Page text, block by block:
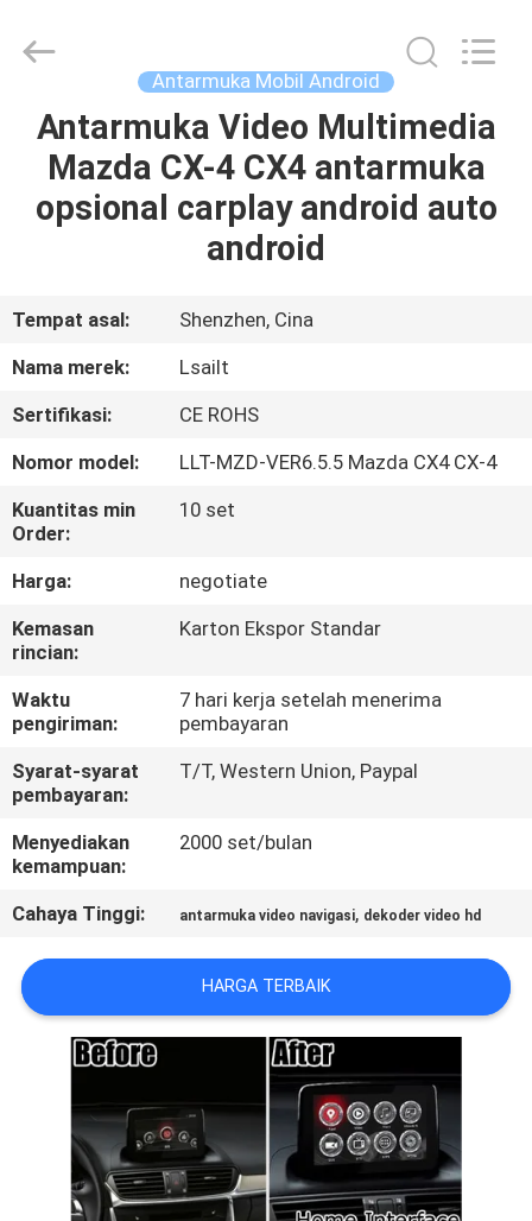
RUMAH
PRODUK
TENTANG
TUR
PABRIK
KONTROL
KUALITAS
HUBUNGI
KAMI
BERITA
SITEMAP
PRIVACY
Electron
Co.,Ltd.
Reserved.
Antarmuka Mobil Android
Antarmuka Video Multimedia
Mazda CX-4 CX4 antarmuka
opsional carplay android auto
android
Tempat asal:
Shenzhen, Cina
Nama merek:
Lsailt
Sertifikasi:
CE ROHS
Nomor model:
LLT-MZD-VER6.5.5 Mazda CX4 CX-4
Kuantitas min
Order:
10 set
Harga:
negotiate
Kemasan
rincian:
Karton Ekspor Standar
Waktu
pengiriman:
7 hari kerja setelah menerima
pembayaran
Syarat-syarat
pembayaran:
T/T, Western Union, Paypal
Menyediakan
kemampuan:
2000 set/bulan
Cahaya Tinggi: antarmuka video navigasi, dekoder video hd
HARGA TERBAIK